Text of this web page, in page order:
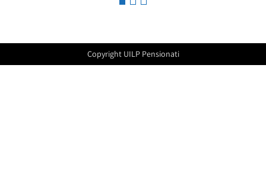
Copyright UILP Pensionati